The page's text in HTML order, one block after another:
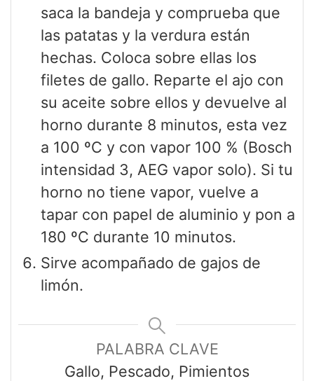
saca la bandeja y comprueba que
las patatas y la verdura están
hechas. Coloca sobre ellas los
filetes de gallo. Reparte el ajo con
su aceite sobre ellos y devuelve al
horno durante 8 minutos, esta vez
a 100 ºC y con vapor 100 % (Bosch
intensidad 3, AEG vapor solo). Si tu
horno no tiene vapor, vuelve a
tapar con papel de aluminio y pon a
180 ºC durante 10 minutos.
Sirve acompañado de gajos de
limón.
PALABRA CLAVE
Gallo, Pescado, Pimientos